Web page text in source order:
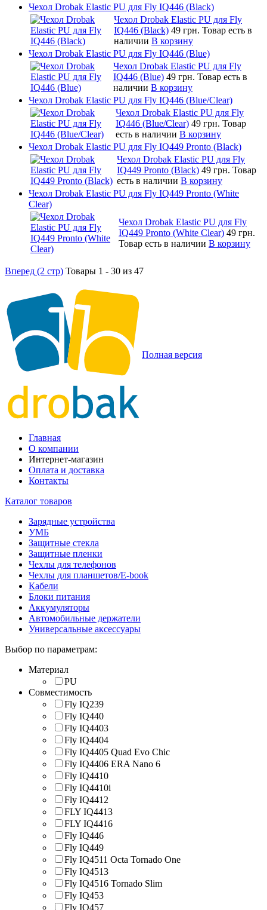
Чехол Drobak Elastic PU для Fly IQ446 (Black)
Чехол Drobak Elastic PU для Fly
IQ446 (Black) 49 грн. Товар есть в
наличии В корзину
Чехол Drobak Elastic PU для Fly IQ446 (Blue)
Чехол Drobak Elastic PU для Fly
IQ446 (Blue) 49 грн. Товар есть в
наличии В корзину
Чехол Drobak Elastic PU для Fly IQ446 (Blue/Сlear)
Чехол Drobak Elastic PU для Fly
IQ446 (Blue/Сlear) 49 грн. Товар
есть в наличии В корзину
Чехол Drobak Elastic PU для Fly IQ449 Pronto (Black)
Чехол Drobak Elastic PU для Fly
IQ449 Pronto (Black) 49 грн. Товар
есть в наличии В корзину
Чехол Drobak Elastic PU для Fly IQ449 Pronto (White
Clear)
Чехол Drobak Elastic PU для Fly
IQ449 Pronto (White Clear) 49 грн.
Товар есть в наличии В корзину
Вперед (2 стр) Товары 1 - 30 из 47
Полная версия
Главная
О компании
Интернет-магазин
Оплата и доставка
Контакты
Каталог товаров
Зарядные устройства
УМБ
Защитные стекла
Защитные пленки
Чехлы для телефонов
Чехлы для планшетов/E-book
Кабели
Блоки питания
Аккумуляторы
Автомобильные держатели
Универсальные аксессуары
Выбор по параметрам:
Материал
PU
Совместимость
Fly IQ239
Fly IQ440
Fly IQ4403
Fly IQ4404
Fly IQ4405 Quad Evo Chic
Fly IQ4406 ERA Nano 6
Fly IQ4410
Fly IQ4410i
Fly IQ4412
FLY IQ4413
FLY IQ4416
Fly IQ446
Fly IQ449
Fly IQ4511 Octa Tornado One
Fly IQ4513
Fly IQ4516 Tornado Slim
Fly IQ453
Fly IQ457